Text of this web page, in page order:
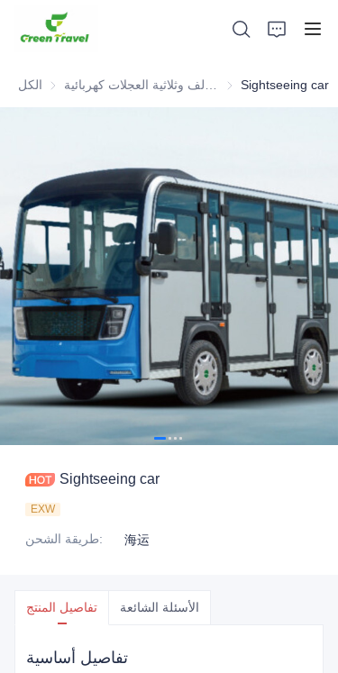
الكل Sightseeing car
Sightseeing car
EXW
طريقة الشحن: 海运
تفاصيل المنتج الأسئلة الشائعة
تفاصيل أساسية
منتجات
معلومات عنا
الأخبار وقضايا التعاون
قواعد التصنيع والعمليات